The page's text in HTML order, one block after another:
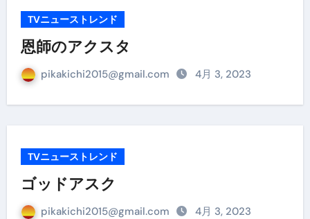
TVニューストレンド
恩師のアクスタ
pikakichi2015@gmail.com 4月 3, 2023
TVニューストレンド
ゴッドアスク
pikakichi2015@gmail.com 4月 3, 2023